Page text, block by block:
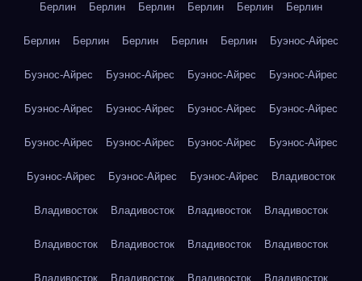
Берлин Берлин Берлин Берлин Берлин Берлин
Берлин Берлин Берлин Берлин Берлин Буэнос-Айрес
Буэнос-Айрес Буэнос-Айрес Буэнос-Айрес Буэнос-Айрес
Буэнос-Айрес Буэнос-Айрес Буэнос-Айрес Буэнос-Айрес
Буэнос-Айрес Буэнос-Айрес Буэнос-Айрес Буэнос-Айрес
Буэнос-Айрес Буэнос-Айрес Буэнос-Айрес Владивосток
Владивосток Владивосток Владивосток Владивосток
Владивосток Владивосток Владивосток Владивосток
Владивосток Владивосток Владивосток Владивосток